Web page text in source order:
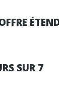
SUR 7